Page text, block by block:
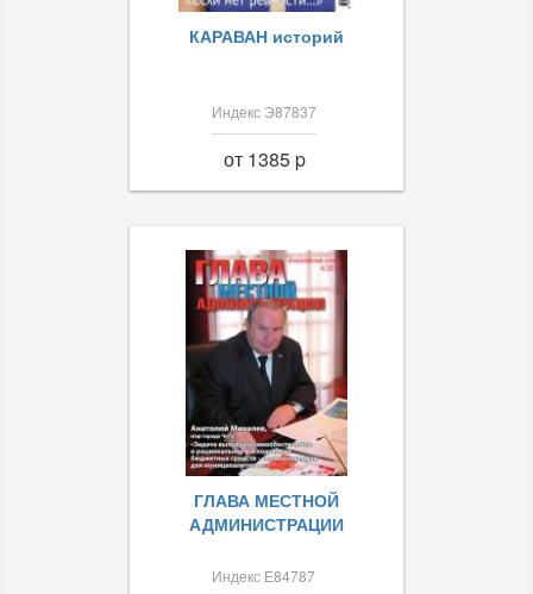
КАРАВАН историй
Индекс Э87837
от 1385 p
ГЛАВА МЕСТНОЙ
АДМИНИСТРАЦИИ
Индекс Е84787